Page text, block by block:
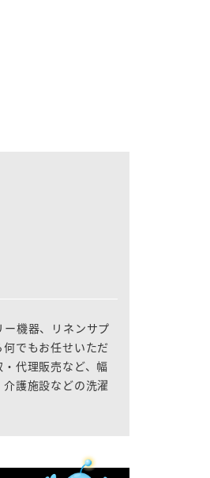
機器、リネンサプ
でもお任せいただ
代理販売など、幅
護施設などの洗濯